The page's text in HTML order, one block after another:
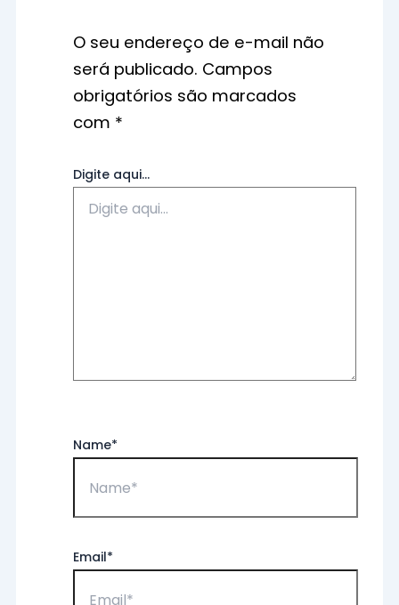
O seu endereço de e-mail não
será publicado. Campos
obrigatórios são marcados
com *
Digite aqui...
Name*
Email*